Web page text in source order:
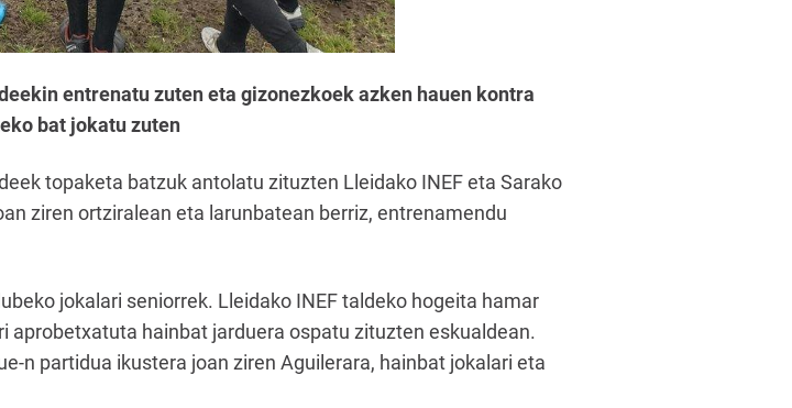
entrenatu zuten eta gizonezkoek azken hauen kontra
bat jokatu zuten
topaketa batzuk antolatu zituzten Lleidako INEF eta Sarako
ziren ortziralean eta larunbatean berriz, entrenamendu
jokalari seniorrek. Lleidako INEF taldeko hogeita hamar
aprobetxatuta hainbat jarduera ospatu zituzten eskualdean.
n partidua ikustera joan ziren Aguilerara, hainbat jokalari eta